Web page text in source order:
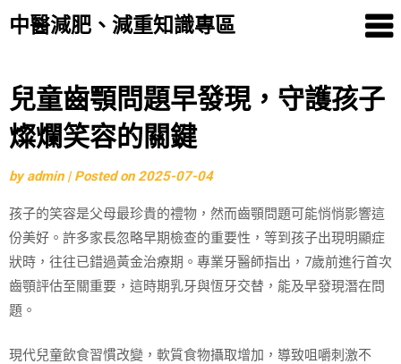
中醫減肥、減重知識專區
Skip
to
content
兒童齒顎問題早發現，守護孩子
燦爛笑容的關鍵
byadmin | Posted on2025-07-04
孩子的笑容是父母最珍貴的禮物，然而齒顎問題可能悄悄影響這
份美好。許多家長忽略早期檢查的重要性，等到孩子出現明顯症
狀時，往往已錯過黃金治療期。專業牙醫師指出，7歲前進行首次
齒顎評估至關重要，這時期乳牙與恆牙交替，能及早發現潛在問
題。
現代兒童飲食習慣改變，軟質食物攝取增加，導致咀嚼刺激不